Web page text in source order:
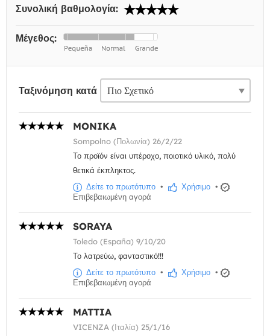
Συνολική βαθμολογία:
Μέγεθος:
Ταξινόμηση κατά
MONIKA
Sompolno (Πολωνία) 26/2/22
Το προϊόν είναι υπέροχο, ποιοτικό υλικό, πολύ
θετικά έκπληκτος.
Δείτε το πρωτότυπο • Χρήσιμο •
Επιβεβαιωμένη αγορά
SORAYA
Toledo (España) 9/10/20
Το λατρεύω, φανταστικό!!!
Δείτε το πρωτότυπο • Χρήσιμο •
Επιβεβαιωμένη αγορά
MATTIA
VICENZA (Ιταλία) 25/1/16